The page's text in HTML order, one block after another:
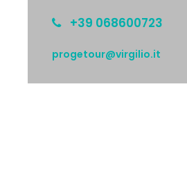
+39 068600723
progetour@virgilio.it